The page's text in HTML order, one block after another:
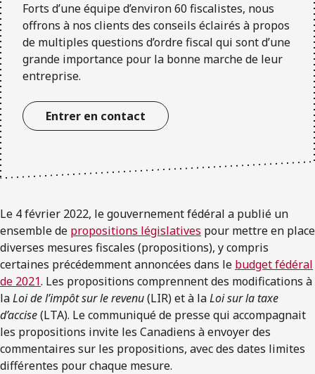
Forts d’une équipe d’environ 60 fiscalistes, nous
offrons à nos clients des conseils éclairés à propos
de multiples questions d’ordre fiscal qui sont d’une
grande importance pour la bonne marche de leur
entreprise.
Entrer en contact
Le 4 février 2022, le gouvernement fédéral a publié un
ensemble de propositions législatives pour mettre en place
diverses mesures fiscales (propositions), y compris
certaines précédemment annoncées dans le budget fédéral
de 2021. Les propositions comprennent des modifications à
laLoi de l’impôt sur le revenu(LIR) et à laLoi sur la taxe
d’accise(LTA). Le communiqué de presse qui accompagnait
les propositions invite les Canadiens à envoyer des
commentaires sur les propositions, avec des dates limites
différentes pour chaque mesure.